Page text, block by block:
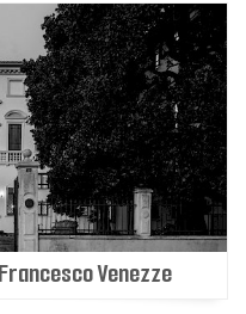
Venezze